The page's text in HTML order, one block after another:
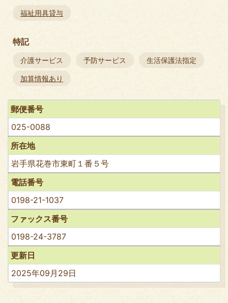
福祉用具貸与
特記
介護サービス 予防サービス 生活保護法指定
加算情報あり
郵便番号
025-0088
所在地
岩手県花巻市東町１番５号
電話番号
0198-21-1037
ファックス番号
0198-24-3787
更新日
2025年09月29日